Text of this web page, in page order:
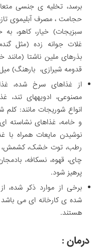
برسد، تخلیه ی جنسی
حجامت ، مصرف آبلیموی
سبزیجات) خیار، کاهو،
غلات جوانه زده (مثل
بذرهای ملین ناشتا (مانند
قدومه شیرازی، بارهنگ)
از غذاهای سرخ شده،
مصنوعی، ادویه­های تند،
انواع شوریجات مانند: کلم
و خامه، غذاهای نشاسته
نوشیدن مایعات همراه با
رطب، توت خشک، کشمش،
چای، قهوه، نسکافه،
پرهیز شود.
برخی از موارد ذکر شده،
شده ­ی کارخانه ­ای می باشد
هستند.
درمان :